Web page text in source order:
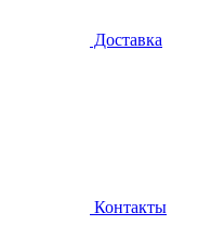
Доставка
Контакты